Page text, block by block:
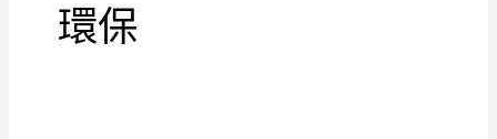
環保